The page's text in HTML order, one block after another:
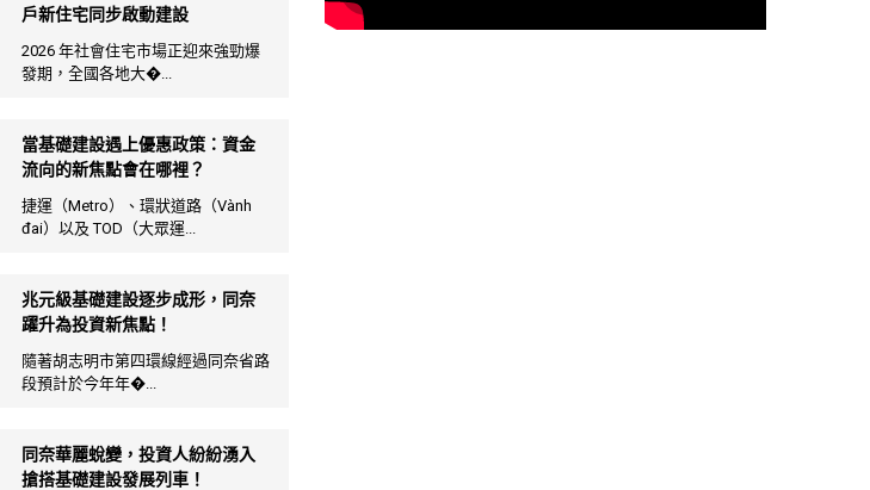
戶新住宅同步啟動建設
2026 年社會住宅市場正迎來強勁爆
發期，全國各地大�...
當基礎建設遇上優惠政策：資金
流向的新焦點會在哪裡？
捷運（Metro）、環狀道路（Vành
đai）以及 TOD（大眾運...
兆元級基礎建設逐步成形，同奈
躍升為投資新焦點！
隨著胡志明市第四環線經過同奈省路
段預計於今年年�...
同奈華麗蛻變，投資人紛紛湧入
搶搭基礎建設發展列車！